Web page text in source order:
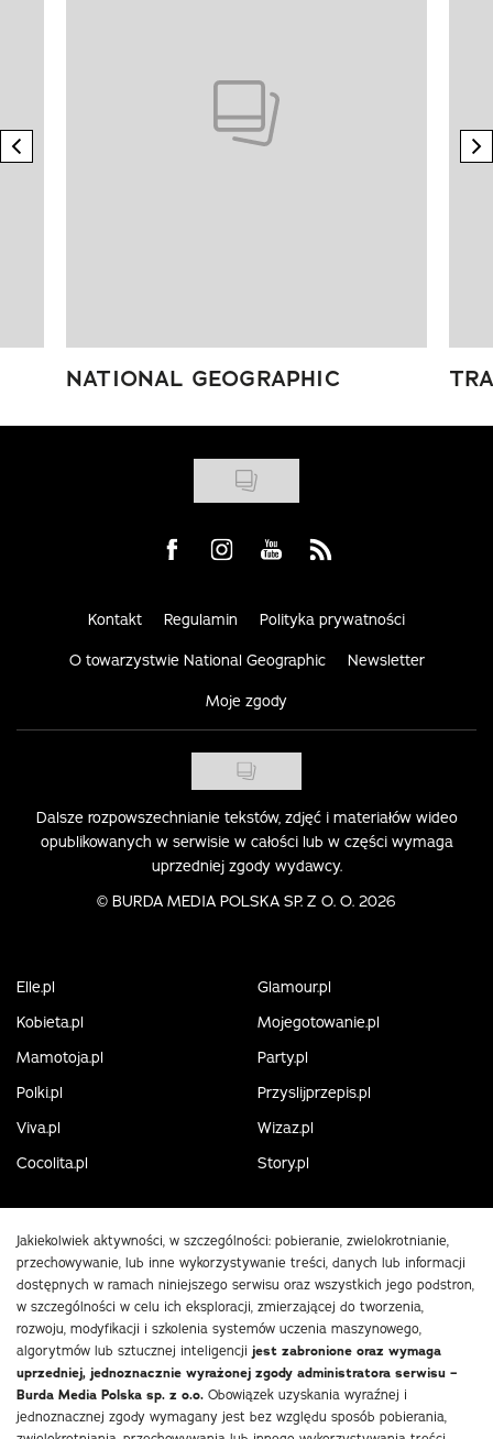
previous element
NATIONAL GEOGRAPHIC
Visit us on Facebook
Visit us on Instagram
Visit us on Youtube
Visit us on Rss
Kontakt Regulamin Polityka prywatności
O towarzystwie National Geographic Newsletter
Moje zgody
Dalsze rozpowszechnianie tekstów, zdjęć i materiałów wideo
opublikowanych w serwisie w całości lub w części wymaga
uprzedniej zgody wydawcy.
© BURDA MEDIA POLSKA SP. Z O. O. 2026
Elle.pl
Glamour.pl
Kobieta.pl
Mojegotowanie.pl
Mamotoja.pl
Party.pl
Polki.pl
Przyslijprzepis.pl
Viva.pl
Wizaz.pl
Cocolita.pl
Story.pl
Jakiekolwiek aktywności, w szczególności: pobieranie, zwielokrotnianie,
przechowywanie, lub inne wykorzystywanie treści, danych lub informacji
dostępnych w ramach niniejszego serwisu oraz wszystkich jego podstron,
w szczególności w celu ich eksploracji, zmierzającej do tworzenia,
rozwoju, modyfikacji i szkolenia systemów uczenia maszynowego,
algorytmów lub sztucznej inteligencji jest zabronione oraz wymaga
uprzedniej, jednoznacznie wyrażonej zgody administratora serwisu –
Burda Media Polska sp. z o.o. Obowiązek uzyskania wyraźnej i
jednoznacznej zgody wymagany jest bez względu sposób pobierania,